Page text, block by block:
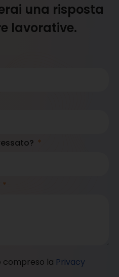
una risposta
lavorative.
compreso la Privacy